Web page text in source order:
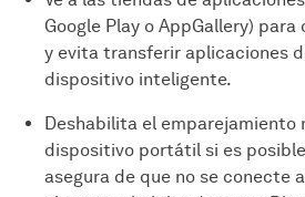
Google Play o AppGallery)
y evita transferir aplicaciones
dispositivo inteligente.
Deshabilita el emparejamiento
dispositivo portátil si es
asegura de que no se conecte